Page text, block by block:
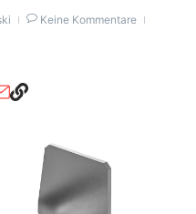
Keine Kommentare